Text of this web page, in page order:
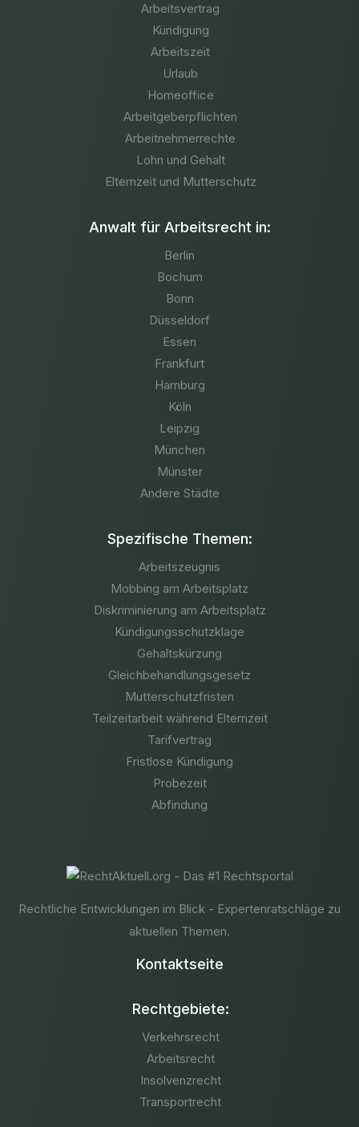
Arbeitsvertrag
Kündigung
Arbeitszeit
Urlaub
Homeoffice
Arbeitgeberpflichten
Arbeitnehmerrechte
Lohn und Gehalt
Elternzeit und Mutterschutz
Anwalt für Arbeitsrecht in:
Berlin
Bochum
Bonn
Düsseldorf
Essen
Frankfurt
Hamburg
Köln
Leipzig
München
Münster
Andere Städte
Spezifische Themen:
Arbeitszeugnis
Mobbing am Arbeitsplatz
Diskriminierung am Arbeitsplatz
Kündigungsschutzklage
Gehaltskürzung
Gleichbehandlungsgesetz
Mutterschutzfristen
Teilzeitarbeit während Elternzeit
Tarifvertrag
Fristlose Kündigung
Probezeit
Abfindung
Rechtliche Entwicklungen im Blick - Expertenratschläge zu
aktuellen Themen.
Kontaktseite
Rechtgebiete:
Verkehrsrecht
Arbeitsrecht
Insolvenzrecht
Transportrecht